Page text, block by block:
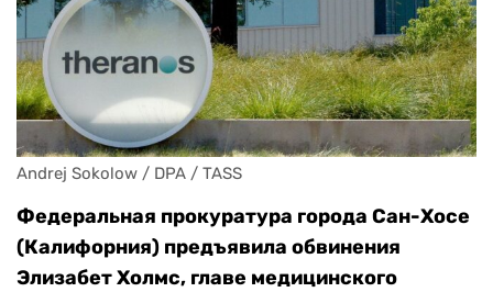
Andrej Sokolow / DPA / TASS
Федеральная прокуратура города Сан-Хосе
(Калифорния) предъявила обвинения
Элизабет Холмс, главе медицинского